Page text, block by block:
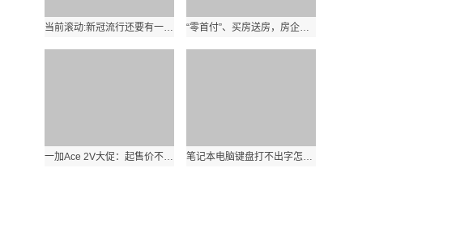
当前滚动:新冠流行还要有一段时间，但烈度将逐渐走低，重症患者增加不少 “零首付”、买房送房，房企为回笼资金开启花式卖房
一加Ace 2V大促：起售价不到2000元 无塑料支架_环球速读 笔记本电脑键盘打不出字怎么回事_笔记本电脑键盘打不出字